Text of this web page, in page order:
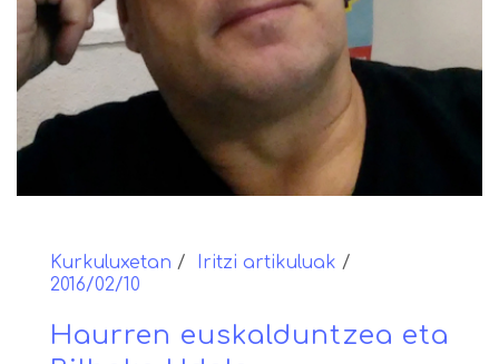
Kurkuluxetan
Iritzi artikuluak
2016/02/10
Haurren euskalduntzea eta